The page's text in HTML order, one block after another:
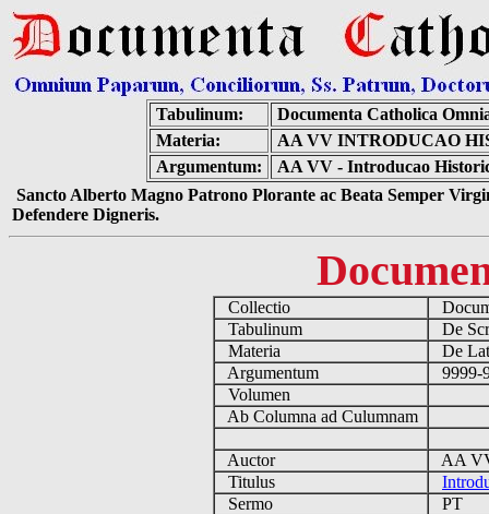
Tabulinum:
Documenta Catholica
Materia:
AA VV INTRODUCAO
Argumentum:
AA VV - Introducao
Sancto Alberto Magno Patrono Plorante ac Beata Semper
Defendere Digneris.
Collectio
Tabulinum
De
Materia
De
Argumentum
9999-
Volumen
Ab Columna ad Culumnam
Auctor
AA
Titulus
Sermo
PT